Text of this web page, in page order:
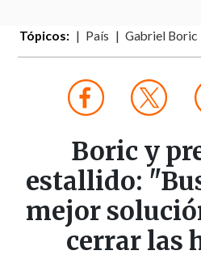
Tópicos: País Gabriel Boric
Boric y
estallido:
mejor
cerrar las